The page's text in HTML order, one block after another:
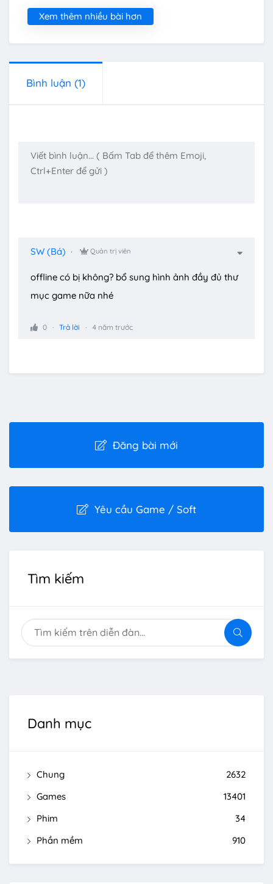
Xem thêm nhiều bài hơn
Bình luận (1)
SW (Bá) Quản trị viên
offline có bị không? bổ sung hình ảnh đầy đủ thư
mục game nữa nhé
0 Trả lời 4 năm trước
Đăng bài mới
Yêu cầu Game / Soft
Tìm kiếm
Danh mục
Chung
2632
Games
13401
Phim
34
Phần mềm
910